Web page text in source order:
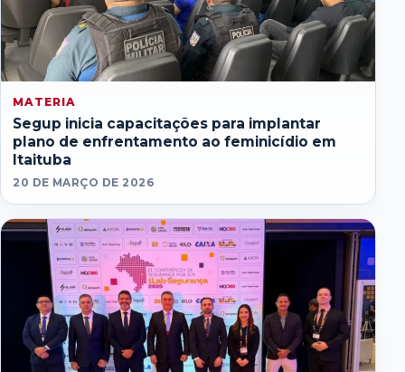
MATERIA
Segup inicia capacitações para implantar
plano de enfrentamento ao feminicídio em
Itaituba
20 DE MARÇO DE 2026